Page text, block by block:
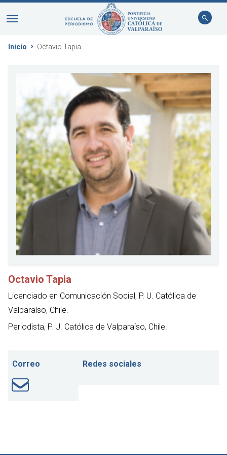
Inicio Octavio Tapia
Octavio Tapia
Licenciado en Comunicación Social, P. U. Católica de
Valparaíso, Chile.
Periodista, P. U. Católica de Valparaíso, Chile.
Correo Redes sociales